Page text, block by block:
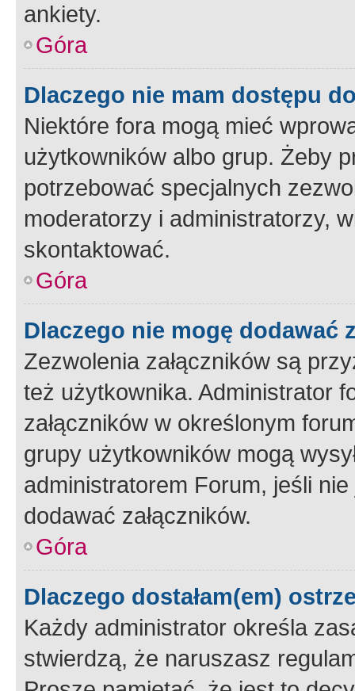
ankiety.
Góra
Dlaczego nie mam dostępu
Niektóre fora mogą mieć
użytkowników albo grup. Żeby
potrzebować specjalnych
moderatorzy i administratorzy,
skontaktować.
Góra
Dlaczego nie mogę dodawać
Zezwolenia załączników są
też użytkownika. Administrator
załączników w określonym
grupy użytkowników mogą
administratorem Forum, jeśli
dodawać załączników.
Góra
Dlaczego dostałam(em)
Każdy administrator określa
stwierdzą, że naruszasz